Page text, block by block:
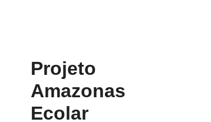
Projeto
Amazonas
Ecolar